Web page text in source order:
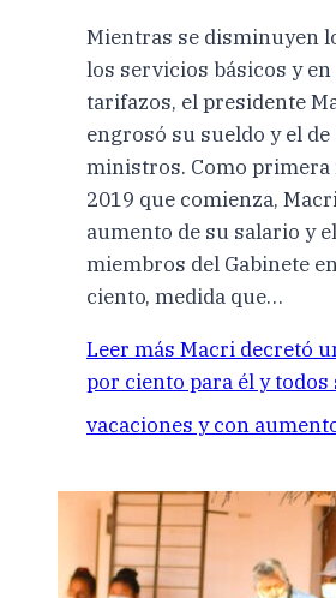
Mientras se disminuyen
los servicios básicos y en
tarifazos, el presidente
engrosó su sueldo y el de
ministros. Como primera
2019 que comienza,
aumento de su salario y
miembros del Gabinete
ciento, medida que…
Leer más Macri decretó
por ciento para él y
vacaciones y con